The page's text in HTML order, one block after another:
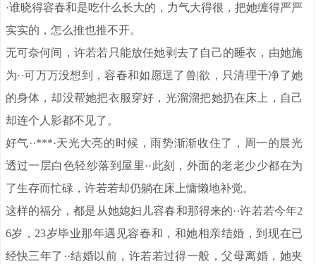
·谁晓得容春和是吃什么长大的，力气大得很，把她缠得严严
实实的，怎么推也推不开。
无可奈何间，许若若只能放任她剥去了自己的睡衣，由她施
为··可万万没想到，容春和如愿逞了兽|欲，只清理干净了她
的身体，却没帮她把衣服穿好，光溜溜把她扔在床上，自己
却连个人影都不见了。
好气··***·天光大亮的时候，雨势渐渐收住了，周一的晨光
透过一层白色轻纱落到屋里··此刻，外面的老老少少都在为
了生存而忙碌，许若若却仍躺在床上慵懒地补觉。
这样的福分，都是从她媳妇儿容春和那得来的··许若若今年2
6岁，23岁毕业那年遇见容春和，和她相亲结婚，到现在已
经快三年了··结婚以前，许若若过得一般，父母离婚，她夹